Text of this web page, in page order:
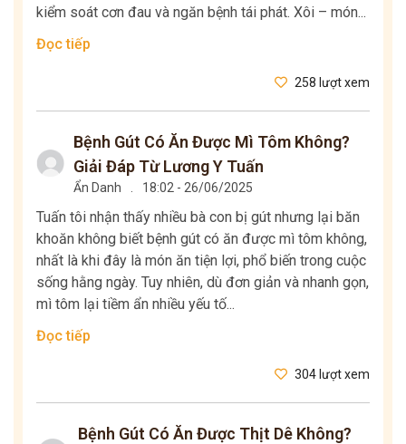
kiểm soát cơn đau và ngăn bệnh tái phát. Xôi – món...
Đọc tiếp
258 lượt xem
Bệnh Gút Có Ăn Được Mì Tôm Không?
Giải Đáp Từ Lương Y Tuấn
Ẩn Danh 18:02 - 26/06/2025
Tuấn tôi nhận thấy nhiều bà con bị gút nhưng lại băn
khoăn không biết bệnh gút có ăn được mì tôm không,
nhất là khi đây là món ăn tiện lợi, phổ biến trong cuộc
sống hằng ngày. Tuy nhiên, dù đơn giản và nhanh gọn,
mì tôm lại tiềm ẩn nhiều yếu tố...
Đọc tiếp
304 lượt xem
Bệnh Gút Có Ăn Được Thịt Dê Không?